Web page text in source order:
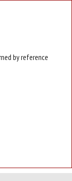
by reference